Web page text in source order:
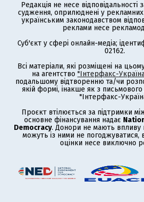
Редакція не несе відповідальності
судження, оприлюднені у рекламних
українським законодавством
реклами несе
Суб'єкт у сфері онлайн-медіа;
02162.
Всі матеріали, які розміщені на
на агентство "Інтерфакс-
подальшому відтворенню та/чи
якій формі, інакше як з
"Інтерфакс-
Проєкт втілюється за підтримки
основне фінансування надає
Democracy. Донори не мають впливу
можуть із ними не погоджуватися,
оцінки несе виключно